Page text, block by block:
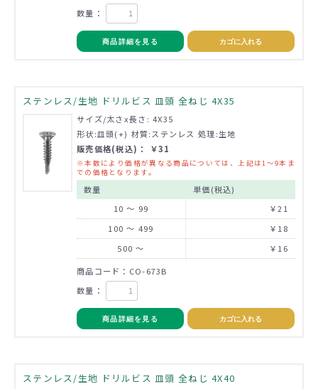
数量：
商品詳細を見る カゴに入れる
ステンレス/生地 ドリルビス 皿頭 全ねじ 4X35
サイズ/太さx長さ: 4X35
形状:皿頭(+) 材質:ステンレス 処理:生地
販売価格(税込)： ￥31
※本数により価格が異なる商品については、上記は1～9本ま
での価格となります。
数量
単価(税込)
10 ～ 99
￥21
100 ～ 499
￥18
500 ～
￥16
商品コード：CO-673B
数量：
商品詳細を見る カゴに入れる
ステンレス/生地 ドリルビス 皿頭 全ねじ 4X40